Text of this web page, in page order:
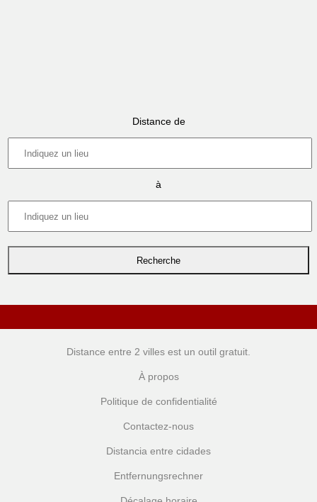
Distance de
à
Distance entre 2 villes est un outil gratuit.
À propos
Politique de confidentialité
Contactez-nous
Distancia entre cidades
Entfernungsrechner